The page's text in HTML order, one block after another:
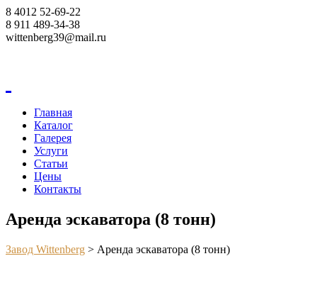
8 4012 52-69-22
8 911 489-34-38
wittenberg39@mail.ru
Главная
Каталог
Галерея
Услуги
Статьи
Цены
Контакты
Аренда эскаватора (8 тонн)
Завод Wittenberg > Аренда эскаватора (8 тонн)